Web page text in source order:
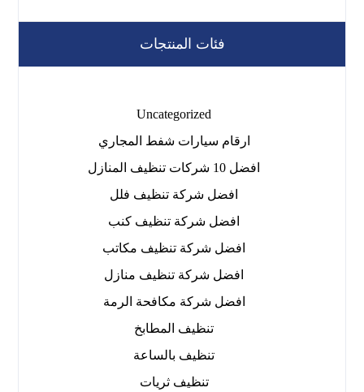
فئات المنتجات
Uncategorized
ارقام سيارات شفط المجاري
افضل 10 شركات تنظيف المنازل
افضل شركة تنظيف فلل
افضل شركة تنظيف كنب
افضل شركة تنظيف مكاتب
افضل شركة تنظيف منازل
افضل شركة مكافحة الرمة
تنظيف المطابخ
تنظيف بالساعة
تنظيف ثريات